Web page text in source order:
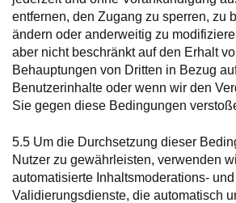
entfernen, den Zugang zu sperren, zu
ändern oder anderweitig zu
aber nicht beschränkt auf den Erhalt
Behauptungen von Dritten in Bezug
Benutzerinhalte oder wenn wir den
Sie gegen diese Bedingungen
5.5 Um die Durchsetzung dieser
Nutzer zu gewährleisten, verwenden
automatisierte Inhaltsmoderations- und
Validierungsdienste, die automatisch